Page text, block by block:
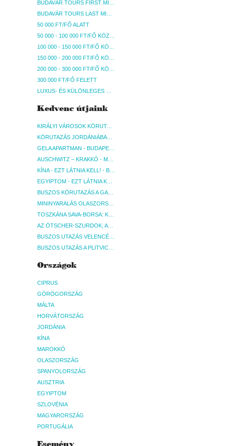
50 000 FT/FŐ ALATT
300 000 FT/FŐ FELETT
Kedvenc útjaink
KIRÁLYI VÁROSOK KÖRUTAZÁS KÖZVETLEN REPÜLŐJÁRATTAL - BUDAPEST, REPÜLŐ
Országok
CIPRUS
GÖRÖGORSZÁG
MÁLTA
HORVÁTORSZÁG
JORDÁNIA
KÍNA
MAROKKÓ
OLASZORSZÁG
SPANYOLORSZÁG
AUSZTRIA
EGYIPTOM
SZLOVÉNIA
MAGYARORSZÁG
PORTUGÁLIA
Esemény